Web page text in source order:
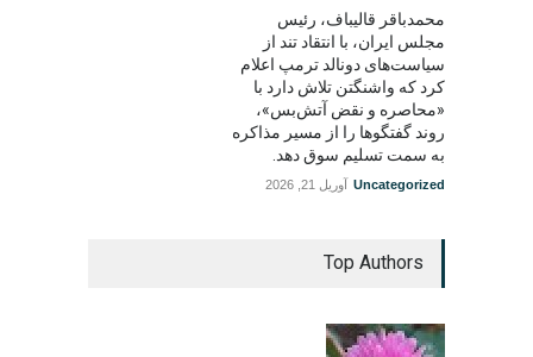
محمدباقر قالیباف، رئیس
مجلس ایران، با انتقاد تند از
سیاست‌های دونالد ترمپ اعلام
کرد که واشنگتن تلاش دارد با
«محاصره و نقض آتش‌بس»،
روند گفتگوها را از مسیر مذاکره
به سمت تسلیم سوق دهد.
Uncategorized آوریل 21, 2026
Top Authors